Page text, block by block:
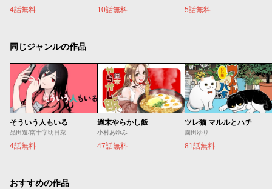
4話無料 10話無料 5話無料
同じジャンルの作品
そういう人もいる
品田遊/南十字明日菜
4話無料
週末やらかし飯
小村あゆみ
47話無料
ツレ猫 マルルとハチ
園田ゆり
81話無料
おすすめの作品